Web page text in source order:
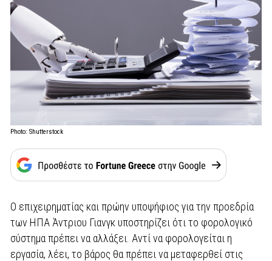
Photo: Shutterstock
Ο επιχειρηματίας και πρώην υποψήφιος για την προεδρία
των ΗΠΑ Άντριου Γιανγκ υποστηρίζει ότι το φορολογικό
σύστημα πρέπει να αλλάξει. Αντί να φορολογείται η
εργασία, λέει, το βάρος θα πρέπει να μεταφερθεί στις